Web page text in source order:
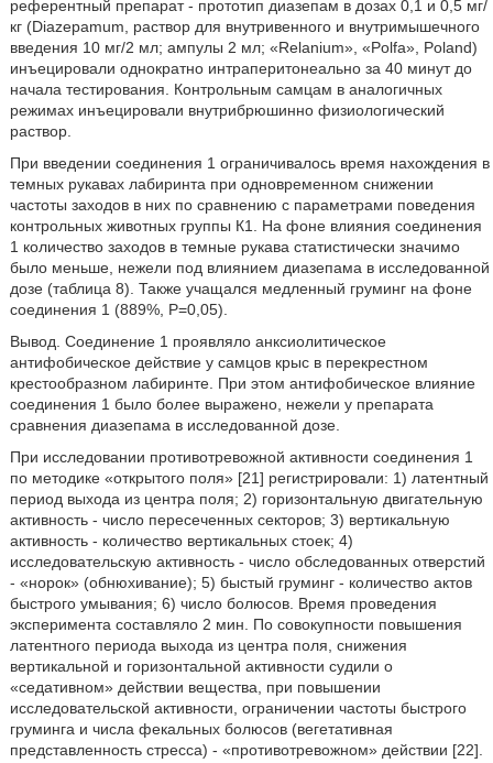
референтный препарат - прототип диазепам в дозах 0,1 и 0,5 мг/
кг (Diazepamum, раствор для внутривенного и внутримышечного
введения 10 мг/2 мл; ампулы 2 мл; «Relanium», «Polfа», Poland)
инъецировали однократно интраперитонеально за 40 минут до
начала тестирования. Контрольным самцам в аналогичных
режимах инъецировали внутрибрюшинно физиологический
раствор.
При введении соединения 1 ограничивалось время нахождения в
темных рукавах лабиринта при одновременном снижении
частоты заходов в них по сравнению с параметрами поведения
контрольных животных группы К1. На фоне влияния соединения
1 количество заходов в темные рукава статистически значимо
было меньше, нежели под влиянием диазепама в исследованной
дозе (таблица 8). Также учащался медленный груминг на фоне
соединения 1 (889%, P=0,05).
Вывод. Соединение 1 проявляло анксиолитическое
антифобическое действие у самцов крыс в перекрестном
крестообразном лабиринте. При этом антифобическое влияние
соединения 1 было более выражено, нежели у препарата
сравнения диазепама в исследованной дозе.
При исследовании противотревожной активности соединения 1
по методике «открытого поля» [21] регистрировали: 1) латентный
период выхода из центра поля; 2) горизонтальную двигательную
активность - число пересеченных секторов; 3) вертикальную
активность - количество вертикальных стоек; 4)
исследовательскую активность - число обследованных отверстий
- «норок» (обнюхивание); 5) быстый груминг - количество актов
быстрого умывания; 6) число болюсов. Время проведения
эксперимента составляло 2 мин. По совокупности повышения
латентного периода выхода из центра поля, снижения
вертикальной и горизонтальной активности судили о
«седативном» действии вещества, при повышении
исследовательской активности, ограничении частоты быстрого
груминга и числа фекальных болюсов (вегетативная
представленность стресса) - «противотревожном» действии [22].